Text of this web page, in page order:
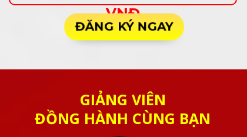
VNĐ
ĐĂNG KÝ NGAY
GIẢNG VIÊN
ĐỒNG HÀNH CÙNG BẠN